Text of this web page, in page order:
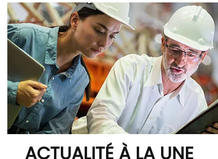
ACTUALITÉ À LA UNE